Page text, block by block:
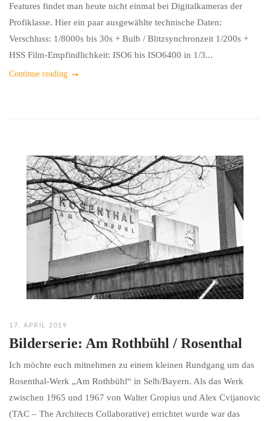
Features findet man heute nicht einmal bei Digitalkameras der
Profiklasse. Hier ein paar ausgewählte technische Daten:
Verschluss: 1/8000s bis 30s + Bulb / Blitzsynchronzeit 1/200s +
HSS Film-Empfindlichkeit: ISO6 bis ISO6400 in 1/3...
Continue reading
17. APRIL 2019
Bilderserie: Am Rothbühl / Rosenthal
Ich möchte euch mitnehmen zu einem kleinen Rundgang um das
Rosenthal-Werk „Am Rothbühl“ in Selb/Bayern. Als das Werk
zwischen 1965 und 1967 von Walter Gropius und Alex Cvijanovic
(TAC – The Architects Collaborative) errichtet wurde war das